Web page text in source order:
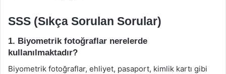
SSS (Sıkça Sorulan Sorular)
1. Biyometrik fotoğraflar nerelerde
kullanılmaktadır?
Biyometrik fotoğraflar, ehliyet, pasaport, kimlik kartı gibi